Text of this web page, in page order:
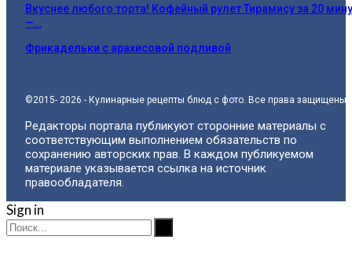
Вкуснее любого торта! Кофейный рулет Тирамису за 20
—…
Фрикадельки с арахисовой подливой
©2015- 2026 - Кулинарные рецепты блюд с фото. Все права защищены.
Редакторы портала публикуют сторонние материалы с
соответствующим выполнением обязательств по
сохранению авторских прав. В каждом публикуемом
материале указывается ссылка на источник
правообладателя.
Sign in